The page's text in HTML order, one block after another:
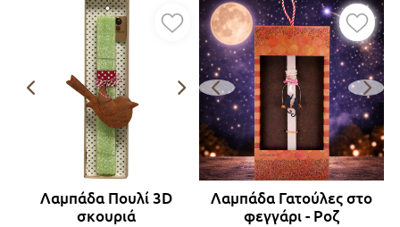
Λαμπάδα Πουλί 3D
σκουριά
Λαμπάδα Γατούλες στο
φεγγάρι - Ροζ